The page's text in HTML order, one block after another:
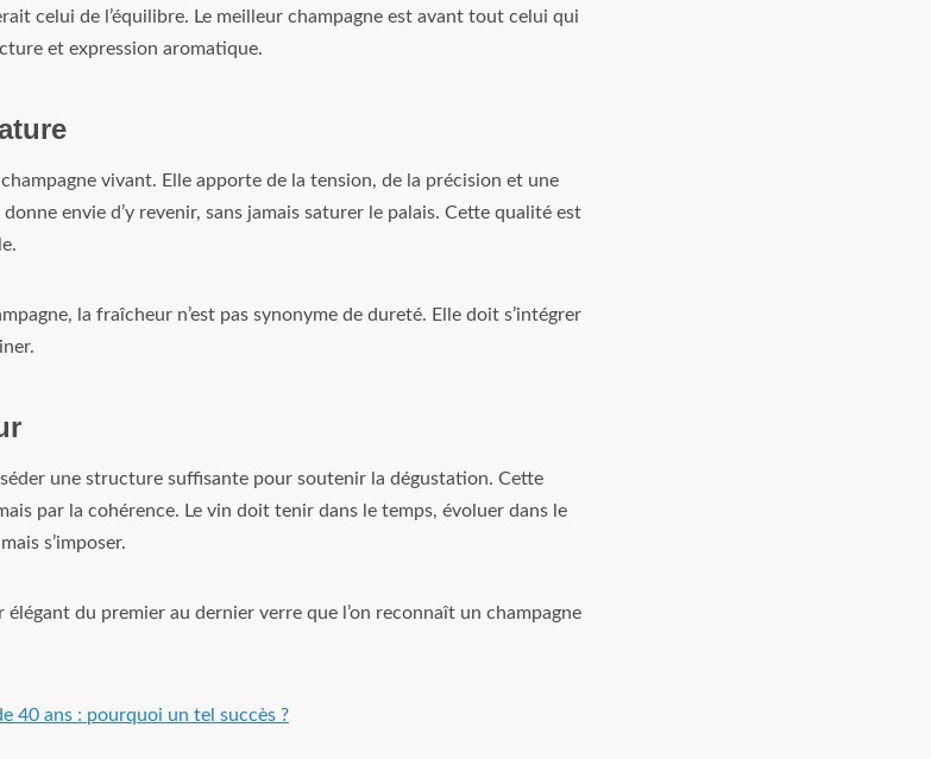
celui de l’équilibre. Le meilleur champagne est avant tout celui qui
et expression aromatique.
vivant. Elle apporte de la tension, de la précision et une
envie d’y revenir, sans jamais saturer le palais. Cette qualité est
la fraîcheur n’est pas synonyme de dureté. Elle doit s’intégrer
une structure suffisante pour soutenir la dégustation. Cette
par la cohérence. Le vin doit tenir dans le temps, évoluer dans le
s’imposer.
élégant du premier au dernier verre que l’on reconnaît un champagne
40 ans : pourquoi un tel succès ?